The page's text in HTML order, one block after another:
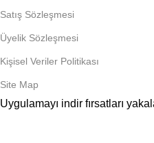
Satış Sözleşmesi
Üyelik Sözleşmesi
Kişisel Veriler Politikası
Site Map
Uygulamayı indir fırsatları